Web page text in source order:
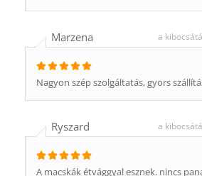
Marzena a
Nagyon szép szolgáltatás, gyors
Ryszard a
A macskák étvággyal esznek. nincs